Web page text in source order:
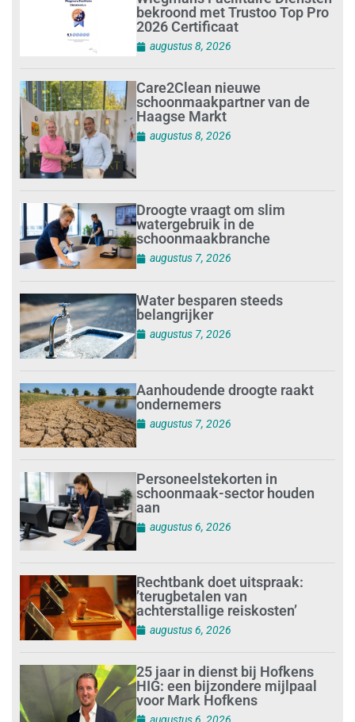
bekroond met Trustoo Top Pro
2026 Certificaat
augustus 8, 2026
Care2Clean nieuwe
schoonmaakpartner van de
Haagse Markt
augustus 8, 2026
Droogte vraagt om slim
watergebruik in de
schoonmaakbranche
augustus 7, 2026
Water besparen steeds
belangrijker
augustus 7, 2026
Aanhoudende droogte raakt
ondernemers
augustus 7, 2026
Personeelstekorten in
schoonmaak-sector houden
aan
augustus 6, 2026
Rechtbank doet uitspraak:
’terugbetalen van
achterstallige reiskosten’
augustus 6, 2026
25 jaar in dienst bij Hofkens
HIG: een bijzondere mijlpaal
voor Mark Hofkens
augustus 6, 2026